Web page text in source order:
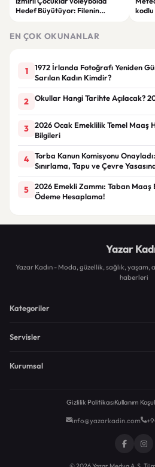
Hedef Büyütüyor: Filenin
kodlu
EN ÇOK OKUNANLAR
1
1972 İrlanda Fotoğrafı Yeniden
Sarılan Kadın Kimdir?
2 Okullar Hangi Tarihte Açılacak?
3
2026 Ocak Emeklilik Temel Maaş
Bilgileri
4
Torba Kanun Komisyonu
Sınırlama, Tapu ve Çevre
5
2026 Emekli Zammı: Taban
Ödeme Hesaplama!
Yazar
Yazar Kadın - Moda, güzellik, sağlık,
haberleri
Kategoriler
Servisler
Kurumsal
Gizlilik PolitikasıKullanım
info@yazarkadin.com